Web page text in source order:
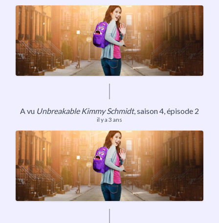
A vu Unbreakable Kimmy Schmidt,saison 4, épisode 2
il y a 3 ans